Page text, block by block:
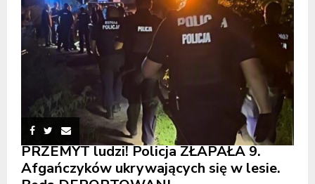
PRZEMYT ludzi! Policja ZŁAPAŁA 9.
Afgańczyków ukrywających się w lesie.